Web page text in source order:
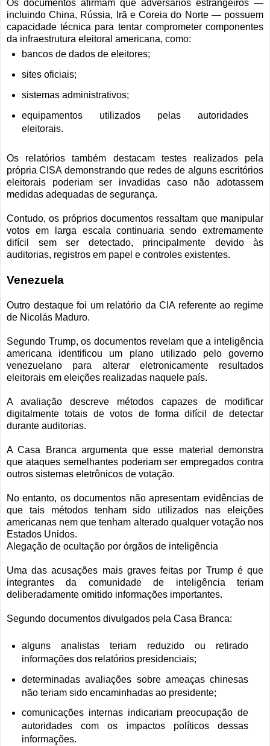
Os documentos afirmam que adversários estrangeiros —
incluindo China, Rússia, Irã e Coreia do Norte — possuem
capacidade técnica para tentar comprometer componentes
da infraestrutura eleitoral americana, como:
bancos de dados de eleitores;
sites oficiais;
sistemas administrativos;
equipamentos utilizados pelas autoridades
eleitorais.
Os relatórios também destacam testes realizados pela
própria CISA demonstrando que redes de alguns escritórios
eleitorais poderiam ser invadidas caso não adotassem
medidas adequadas de segurança.
Contudo, os próprios documentos ressaltam que manipular
votos em larga escala continuaria sendo extremamente
difícil sem ser detectado, principalmente devido às
auditorias, registros em papel e controles existentes.
Venezuela
Outro destaque foi um relatório da CIA referente ao regime
de Nicolás Maduro.
Segundo Trump, os documentos revelam que a inteligência
americana identificou um plano utilizado pelo governo
venezuelano para alterar eletronicamente resultados
eleitorais em eleições realizadas naquele país.
A avaliação descreve métodos capazes de modificar
digitalmente totais de votos de forma difícil de detectar
durante auditorias.
A Casa Branca argumenta que esse material demonstra
que ataques semelhantes poderiam ser empregados contra
outros sistemas eletrônicos de votação.
No entanto, os documentos não apresentam evidências de
que tais métodos tenham sido utilizados nas eleições
americanas nem que tenham alterado qualquer votação nos
Estados Unidos.
Alegação de ocultação por órgãos de inteligência
Uma das acusações mais graves feitas por Trump é que
integrantes da comunidade de inteligência teriam
deliberadamente omitido informações importantes.
Segundo documentos divulgados pela Casa Branca:
alguns analistas teriam reduzido ou retirado
informações dos relatórios presidenciais;
determinadas avaliações sobre ameaças chinesas
não teriam sido encaminhadas ao presidente;
comunicações internas indicariam preocupação de
autoridades com os impactos políticos dessas
informações.